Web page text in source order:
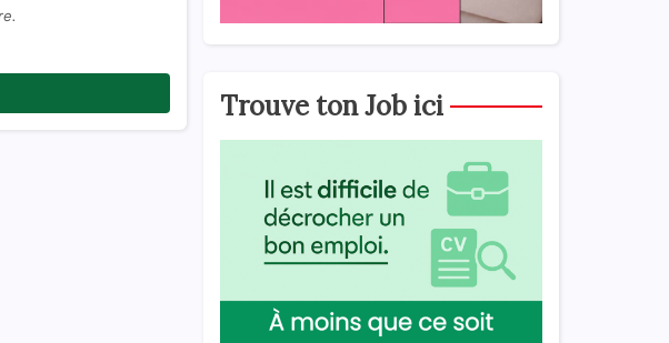
Trouve ton Job ici